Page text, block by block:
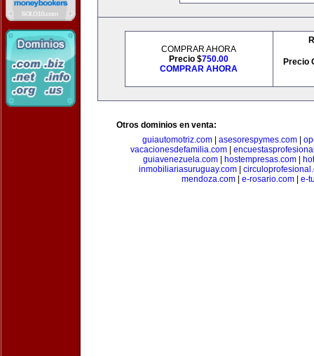
COMPRAR AHORA
Precio $750.00
COMPRAR AHORA
Precio
Otros dominios en venta:
guiautomotriz.com| asesorespymes.com|
vacacionesdefamilia.com|
guiavenezuela.com| hostempresas.com|
inmobiliariasuruguay.com|
mendoza.com
e-rosario.com e-